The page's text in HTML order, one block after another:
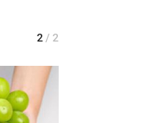
2 / 2